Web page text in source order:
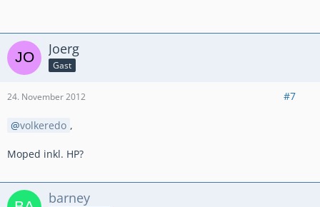
Joerg
Gast
24. November 2012 #7
volkeredo ,
Moped inkl. HP?
barney